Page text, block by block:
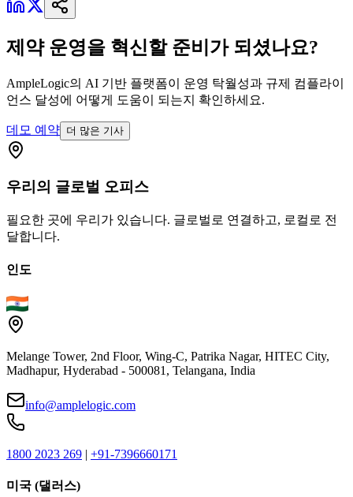
제약 운영을 혁신할 준비가 되셨나요?
AmpleLogic의 AI 기반 플랫폼이 운영 탁월성과 규제 컴플라이
언스 달성에 어떻게 도움이 되는지 확인하세요.
데모 예약 더 많은 기사
우리의 글로벌 오피스
필요한 곳에 우리가 있습니다. 글로벌로 연결하고, 로컬로 전
달합니다.
인도
Melange Tower, 2nd Floor, Wing-C, Patrika Nagar, HITEC City,
Madhapur, Hyderabad - 500081, Telangana, India
info@amplelogic.com
1800 2023 269 | +91-7396660171
미국 (댈러스)